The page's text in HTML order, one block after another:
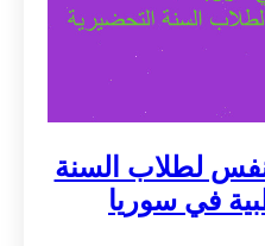
لطلاب السنة
في سوريا